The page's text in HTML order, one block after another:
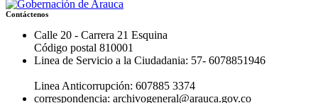
Contáctenos
Calle 20 - Carrera 21 Esquina
Código postal 810001
Linea de Servicio a la Ciudadania: 57- 6078851946
Linea Anticorrupción: 607885 3374
correspondencia: archivogeneral@arauca.gov.co